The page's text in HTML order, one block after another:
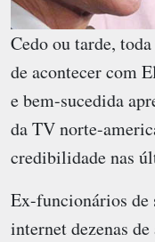
Cedo ou tarde,
de acontecer com
e bem-sucedida
da TV norte-
credibilidade nas
Ex-funcionários de
internet dezenas